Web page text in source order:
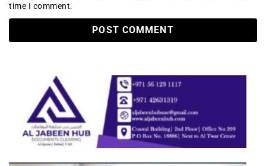
time I comment.